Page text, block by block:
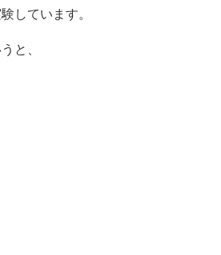
しています。
と、